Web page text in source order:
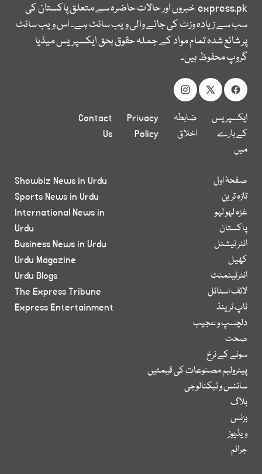
express.pkخبروں اور حالات حاضرہ سے متعلق پاکستان کی
سب سے زیادہ وزٹ کی جانے والی ویب سائٹ ہے۔ اس ویب سائٹ
پر شائع شدہ تمام مواد کے جملہ حقوق بحق ایکسپریس میڈیا
گروپ محفوظ ہیں۔
ایکسپریس
کے بارے
میں
ضابطہ
اخلاق
Privacy
Policy
Contact
Us
صفحۂ اول
تازہ ترین
غزہ لہو لہو
پاکستان
انٹر نیشنل
کھیل
انٹرٹینمنٹ
لائف اسٹائل
ٹاپ ٹرینڈ
دلچسپ و عجیب
صحت
سونے کے نرخ
پیٹرولیم مصنوعات کی قیمتیں
سائنس و ٹیکنالوجی
بلاگ
بزنس
ویڈیوز
جرائم
Showbiz News in Urdu
Sports News in Urdu
International News in
Urdu
Business News in Urdu
Urdu Magazine
Urdu Blogs
The Express Tribune
Express Entertainment